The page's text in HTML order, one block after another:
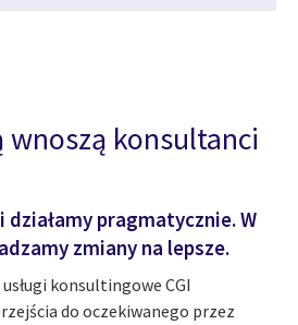
wnoszą konsultanci
działamy pragmatycznie. W
zmiany na lepsze.
konsultingowe CGI
do oczekiwanego przez